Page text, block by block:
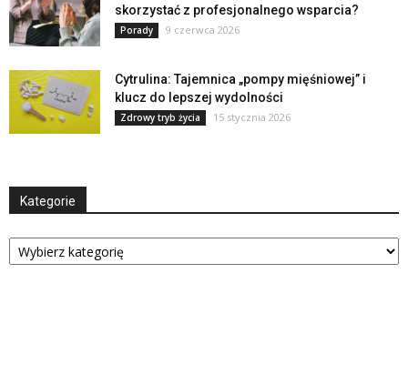
skorzystać z profesjonalnego wsparcia?
Porady 9 czerwca 2026
Cytrulina: Tajemnica „pompy mięśniowej” i
klucz do lepszej wydolności
Zdrowy tryb życia 15 stycznia 2026
Kategorie
Kategorie